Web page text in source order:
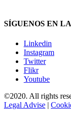
SÍGUENOS EN
Linkedin
Instagram
Twitter
Flikr
Youtube
©2020. All rights
Legal Advise |